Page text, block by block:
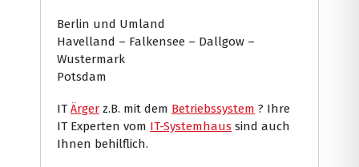
Berlin und Umland
Havelland – Falkensee – Dallgow –
Wustermark
Potsdam
IT Ärger z.B. mit dem Betriebssystem ? Ihre
IT Experten vom IT-Systemhaus sind auch
Ihnen behilflich.